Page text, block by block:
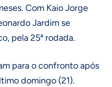
Com Kaio Jorge
Jardim se
pela 25ª rodada.
para o confronto após
domingo (21).